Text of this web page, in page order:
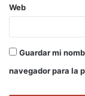
Web
Guardar mi
navegador para la